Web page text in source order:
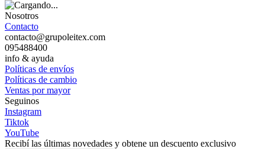
Nosotros
Contacto
contacto@grupoleitex.com
095488400
info & ayuda
Políticas de envíos
Políticas de cambio
Ventas por mayor
Seguinos
Instagram
Tiktok
YouTube
Recibí las últimas novedades y obtene un descuento exclusivo